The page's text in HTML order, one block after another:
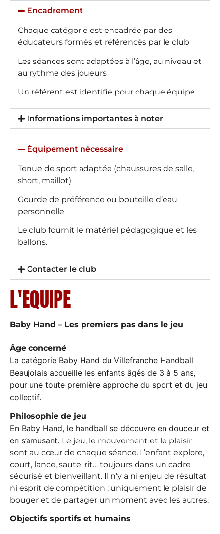
Encadrement
Chaque catégorie est encadrée par des
éducateurs formés et référencés par le club
Les séances sont adaptées à l’âge, au niveau et
au rythme des joueurs
Un référent est identifié pour chaque équipe
Informations importantes à noter
Équipement nécessaire
Tenue de sport adaptée (chaussures de salle,
short, maillot)
Gourde de préférence ou bouteille d’eau
personnelle
Le club fournit le matériel pédagogique et les
ballons.
Contacter le club
L'EQUIPE
Baby Hand – Les premiers pas dans le jeu
Âge concerné
La catégorie Baby Hand du Villefranche Handball
Beaujolais accueille les enfants âgés de 3 à 5 ans,
pour une toute première approche du sport et du jeu
collectif.
Philosophie de jeu
En Baby Hand, le handball se découvre en douceur et
en s’amusant. Le jeu, le mouvement et le plaisir
sont au cœur de chaque séance. L’enfant explore,
court, lance, saute, rit… toujours dans un cadre
sécurisé et bienveillant. Il n’y a ni enjeu de résultat
ni esprit de compétition : uniquement le plaisir de
bouger et de partager un moment avec les autres.
Objectifs sportifs et humains